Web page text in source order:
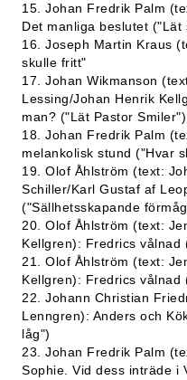
15. Johan Fredrik Palm
Det manliga beslutet ("Lät
16. Joseph Martin Kraus
skulle fritt"
17. Johan Wikmanson
Lessing/Johan Henrik
man? ("Lät Pastor Smiler")
18. Johan Fredrik Palm
melankolisk stund ("Hvar
19. Olof Åhlström (text:
Schiller/Karl Gustaf af
("Sällhetsskapande
20. Olof Åhlström (text:
Kellgren): Fredrics
21. Olof Åhlström (text:
Kellgren): Fredrics
22. Johann Christian
Lenngren): Anders och
låg")
23. Johan Fredrik Palm
Sophie. Vid dess inträde i